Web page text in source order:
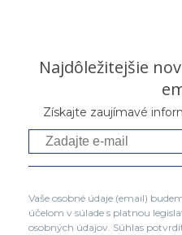
Najdôležitejšie
Získajte zaujímavé
Vaše osobné údaje (email)
účelom v súlade s platnou
osobných údajov. Súhlas